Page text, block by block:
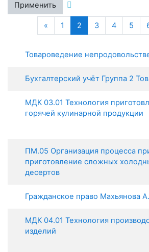
Применить
« Назад
1 2 (текущая)
3 4 5
Товароведение
Бухгалтерский учёт Группа 2
МДК 03.01 Технология
горячей кулинарной продукции
ПМ.05 Организация процесса
приготовление сложных
десертов
Гражданское право Махьянова
МДК 04.01 Технология
изделий